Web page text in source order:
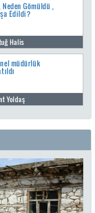
Gömüldü ,
Edildi?
Halis
müdürlük
Yoldaş